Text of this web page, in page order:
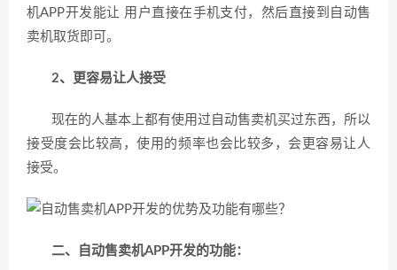
机APP开发能让 用户直接在手机支付，然后直接到自动售
卖机取货即可。
2、更容易让人接受
现在的人基本上都有使用过自动售卖机买过东西，所以
接受度会比较高，使用的频率也会比较多，会更容易让人
接受。
二、自动售卖机APP开发的功能：